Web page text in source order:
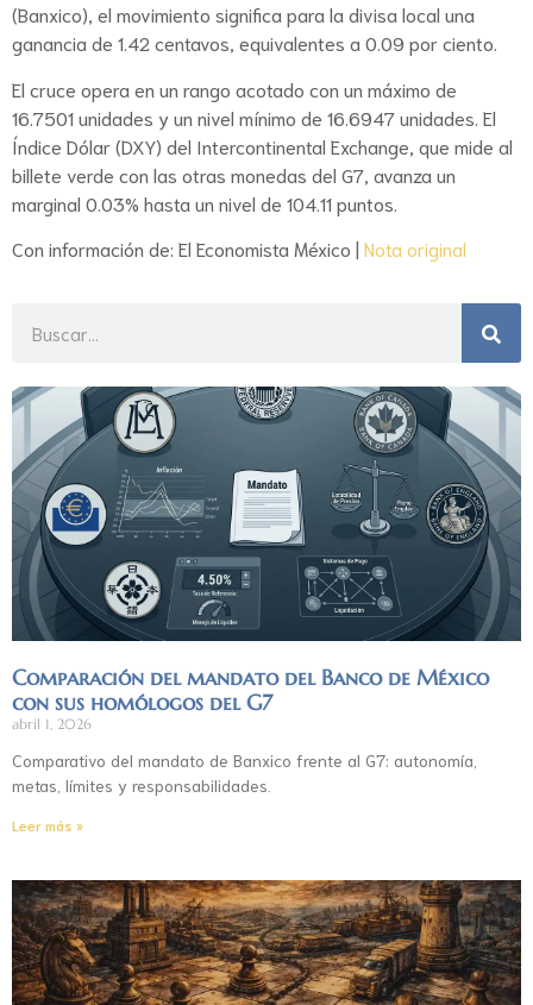
(Banxico), el movimiento significa para la divisa local una
ganancia de 1.42 centavos, equivalentes a 0.09 por ciento.
El cruce opera en un rango acotado con un máximo de
16.7501 unidades y un nivel mínimo de 16.6947 unidades. El
Índice Dólar (DXY) del Intercontinental Exchange, que mide al
billete verde con las otras monedas del G7, avanza un
marginal 0.03% hasta un nivel de 104.11 puntos.
Con información de: El Economista México | Nota original
Comparación del mandato del Banco de México
con sus homólogos del G7
abril 1, 2026
Comparativo del mandato de Banxico frente al G7: autonomía,
metas, límites y responsabilidades.
Leer más »